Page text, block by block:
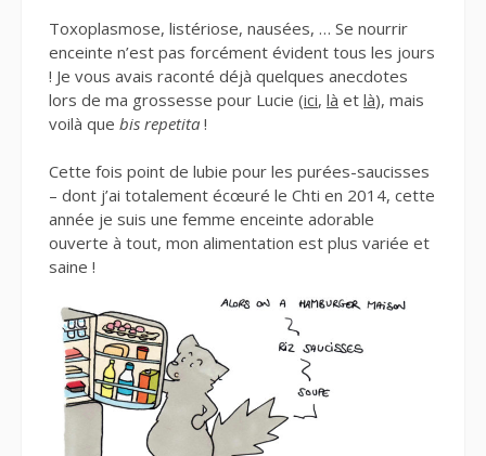
Toxoplasmose, listériose, nausées, … Se nourrir
enceinte n’est pas forcément évident tous les jours
! Je vous avais raconté déjà quelques anecdotes
lors de ma grossesse pour Lucie (ici, là et là), mais
voilà que bis repetita !
Cette fois point de lubie pour les purées-saucisses
– dont j’ai totalement écœuré le Chti en 2014, cette
année je suis une femme enceinte adorable
ouverte à tout, mon alimentation est plus variée et
saine !